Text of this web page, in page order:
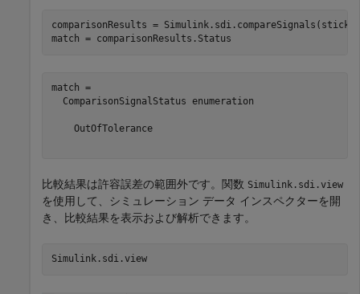
comparisonResults =
match = comparisonResults.Status
match =
  ComparisonSignalStatus enumeration
    OutOfTolerance
比較結果は許容誤差の範囲外です。関数 Simulink.sdi.view
を使用して、シミュレーション データ インスペクターを開
き、比較結果を表示および解析できます。
Simulink.sdi.view